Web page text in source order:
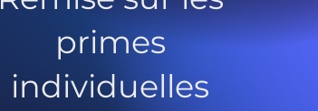
primes
individuelles